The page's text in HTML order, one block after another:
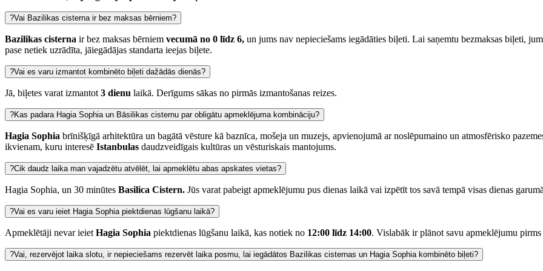
?Vai Bazilikas cisterna ir bez maksas bērniem?
Bazilikas cisterna ir bez maksas bērniem vecumā no 0 līdz 6, un jums nav nepieciešams iegādāties biļeti. Lai saņemtu bezmaksas biļeti,
pase netiek uzrādīta, jāiegādājas standarta ieejas biļete.
?Vai es varu izmantot kombinēto biļeti dažādās dienās?
Jā, biļetes varat izmantot 3 dienu laikā. Derīgums sākas no pirmās izmantošanas reizes.
?Kas padara Hagia Sophia un Bāsilikas cisternu par obligātu apmeklējuma kombināciju?
Hagia Sophia brīnišķīgā arhitektūra un bagātā vēsture kā baznīca, mošeja un muzejs, apvienojumā ar noslēpumaino un atmosfērisko
ikvienam, kuru interesē Istanbulas daudzveidīgais kultūras un vēsturiskais mantojums.
?Cik daudz laika man vajadzētu atvēlēt, lai apmeklētu abas apskates vietas?
Hagia Sophia, un 30 minūtes Basilica Cistern. Jūs varat pabeigt apmeklējumu pus dienas laikā vai izpētīt tos savā tempā visas dienas
?Vai es varu ieiet Hagia Sophia piektdienas lūgšanu laikā?
Apmeklētāji nevar ieiet Hagia Sophia piektdienas lūgšanu laikā, kas notiek no 12:00 līdz 14:00. Vislabāk ir plānot savu apmeklējumu
?Vai, rezervējot laika slotu, ir nepieciešams rezervēt laika posmu, lai iegādātos Bazilikas cisternas un Hagia Sophia kombinēto biļeti?